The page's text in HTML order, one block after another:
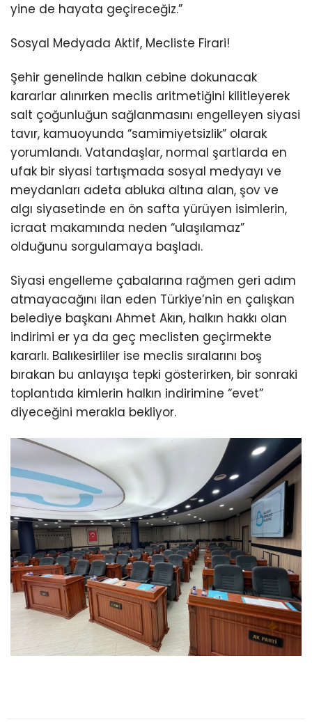
yine de hayata geçireceğiz.”
Sosyal Medyada Aktif, Mecliste Firari!
Şehir genelinde halkın cebine dokunacak
kararlar alınırken meclis aritmetiğini kilitleyerek
salt çoğunluğun sağlanmasını engelleyen siyasi
tavır, kamuoyunda “samimiyetsizlik” olarak
yorumlandı. Vatandaşlar, normal şartlarda en
ufak bir siyasi tartışmada sosyal medyayı ve
meydanları adeta abluka altına alan, şov ve
algı siyasetinde en ön safta yürüyen isimlerin,
icraat makamında neden “ulaşılamaz”
olduğunu sorgulamaya başladı.
Siyasi engelleme çabalarına rağmen geri adım
atmayacağını ilan eden Türkiye’nin en çalışkan
belediye başkanı Ahmet Akın, halkın hakkı olan
indirimi er ya da geç meclisten geçirmekte
kararlı. Balıkesirliler ise meclis sıralarını boş
bırakan bu anlayışa tepki gösterirken, bir sonraki
toplantıda kimlerin halkın indirimine “evet”
diyeceğini merakla bekliyor.